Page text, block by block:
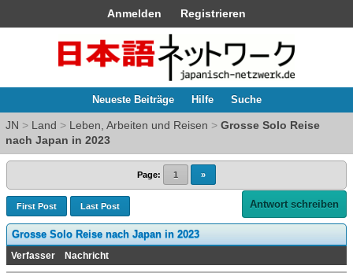
Anmelden Registrieren
Neueste Beiträge Hilfe Suche
JN > Land > Leben, Arbeiten und Reisen > Grosse Solo Reise
nach Japan in 2023
Page: 1 »
First Post Last Post Antwort schreiben
Grosse Solo Reise nach Japan in 2023
Verfasser Nachricht